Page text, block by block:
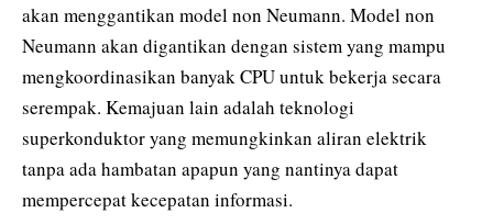
akan menggantikan model non Neumann. Model non
Neumann akan digantikan dengan sistem yang mampu
mengkoordinasikan banyak CPU untuk bekerja secara
serempak. Kemajuan lain adalah teknologi
superkonduktor yang memungkinkan aliran elektrik
tanpa ada hambatan apapun yang nantinya dapat
mempercepat kecepatan informasi.